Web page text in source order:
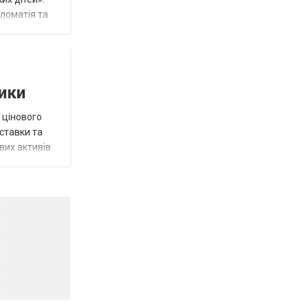
та
та
активів